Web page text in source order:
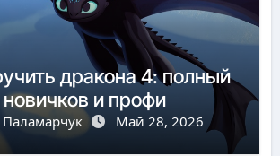
дракона 4: полный
новичков и профи
Паламарчук Май 28, 2026